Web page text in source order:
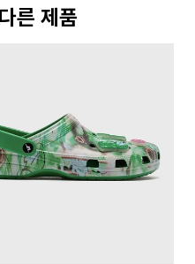
른 제품